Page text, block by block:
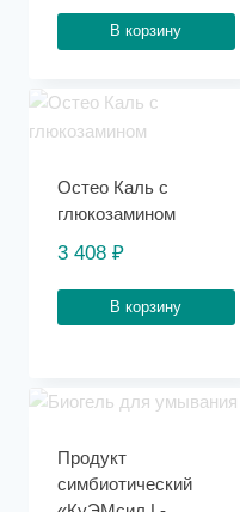
В корзину
Остео Каль с
глюкозамином
3 408 ₽
В корзину
Продукт
симбиотический